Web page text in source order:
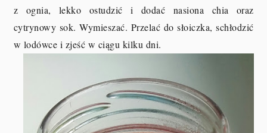
z ognia, lekko ostudzić i dodać nasiona chia oraz
cytrynowy sok. Wymieszać. Przelać do słoiczka, schłodzić
w lodówce i zjeść w ciągu kilku dni.